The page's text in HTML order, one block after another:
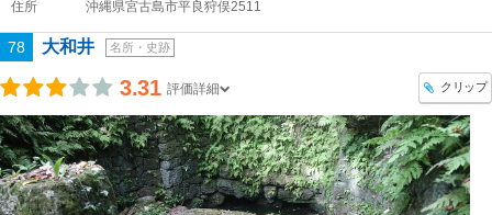
住所 沖縄県宮古島市平良狩俣2511
78 大和井 名所・史跡
3.31 評価詳細 クリップ